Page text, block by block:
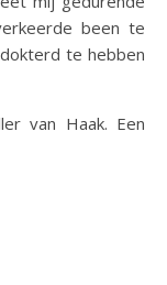
been te
te hebben
van Haak. Een